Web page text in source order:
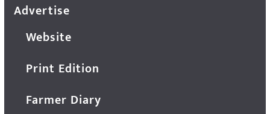
Advertise
Website
Print Edition
Farmer Diary